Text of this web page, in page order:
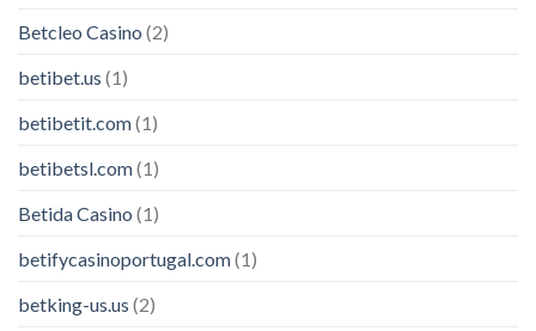
Betcleo Casino (2)
betibet.us (1)
betibetit.com(1)
betibetsl.com(1)
Betida Casino (1)
betifycasinoportugal.com(1)
betking-us.us (2)